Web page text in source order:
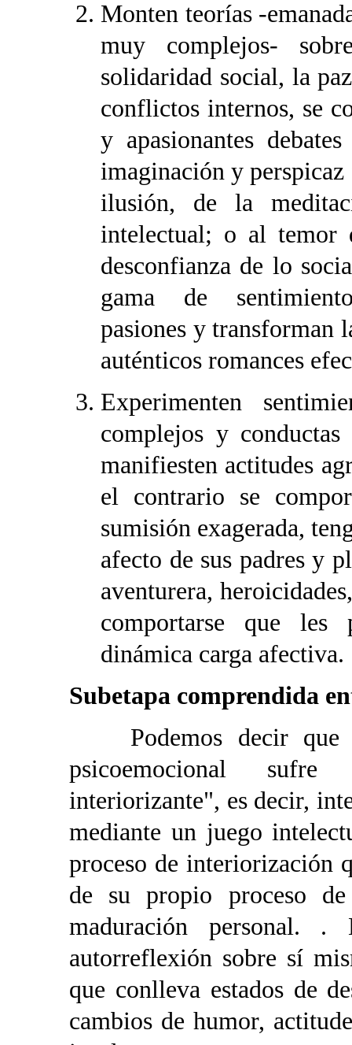
Monten teorías -
muy complejos-
solidaridad social, la
conflictos internos, se
y apasionantes
imaginación y
ilusión, de la
intelectual; o al temor
desconfianza de lo
gama de
pasiones y transforman
auténticos romances
Experimenten
complejos y
manifiesten actitudes
el contrario se
sumisión exagerada,
afecto de sus padres y
aventurera,
comportarse que
dinámica carga afectiva.
Subetapa comprendida
Podemos decir que
psicoemocional
interiorizante", es decir,
mediante un juego
proceso de interiorización
de su propio proceso
maduración personal.
autorreflexión sobre sí
que conlleva estados de
cambios de humor,